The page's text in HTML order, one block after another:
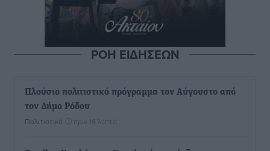
ΡΟΗ ΕΙΔΗΣΕΩΝ
Πλούσιο πολιτιστικό πρόγραμμα τον Αύγουστο από
τον Δήμο Ρόδου
Πολιτιστικά πριν 16 λεπτά